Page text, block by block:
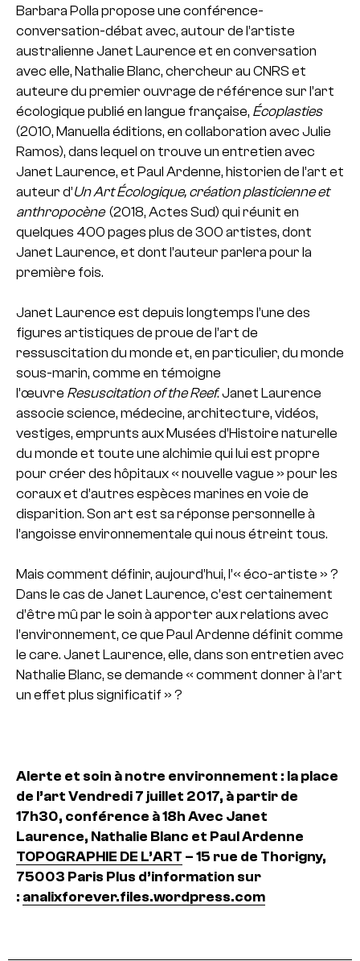
Barbara Polla propose une conférence-
conversation-débat avec, autour de l’artiste
australienne Janet Laurence et en conversation
avec elle, Nathalie Blanc, chercheur au CNRS et
auteure du premier ouvrage de référence sur l’art
écologique publié en langue française, Écoplasties
(2010, Manuella éditions, en collaboration avec Julie
Ramos), dans lequel on trouve un entretien avec
Janet Laurence, et Paul Ardenne, historien de l’art et
auteur d’Un Art Écologique, création plasticienne et
anthropocène (2018, Actes Sud) qui réunit en
quelques 400 pages plus de 300 artistes, dont
Janet Laurence, et dont l’auteur parlera pour la
première fois.
Janet Laurence est depuis longtemps l’une des
figures artistiques de proue de l’art de
ressuscitation du monde et, en particulier, du monde
sous-marin, comme en témoigne
l’œuvre Resuscitation of the Reef. Janet Laurence
associe science, médecine, architecture, vidéos,
vestiges, emprunts aux Musées d’Histoire naturelle
du monde et toute une alchimie qui lui est propre
pour créer des hôpitaux « nouvelle vague » pour les
coraux et d’autres espèces marines en voie de
disparition. Son art est sa réponse personnelle à
l’angoisse environnementale qui nous étreint tous.
Mais comment définir, aujourd’hui, l’« éco-artiste » ?
Dans le cas de Janet Laurence, c’est certainement
d’être mû par le soin à apporter aux relations avec
l’environnement, ce que Paul Ardenne définit comme
le care. Janet Laurence, elle, dans son entretien avec
Nathalie Blanc, se demande « comment donner à l’art
un effet plus significatif » ?
Alerte et soin à notre environnement : la place
de l’art Vendredi 7 juillet 2017, à partir de
17h30, conférence à 18h Avec Janet
Laurence, Nathalie Blanc et Paul Ardenne
TOPOGRAPHIE DE L’ART – 15 rue de Thorigny,
75003 Paris Plus d’information sur
: analixforever.files.wordpress.com